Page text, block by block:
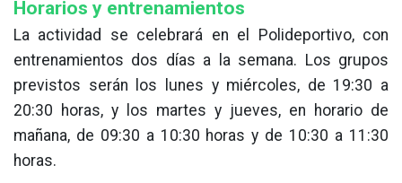
Horarios y entrenamientos
La actividad se celebrará en el Polideportivo, con
entrenamientos dos días a la semana. Los grupos
previstos serán los lunes y miércoles, de 19:30 a
20:30 horas, y los martes y jueves, en horario de
mañana, de 09:30 a 10:30 horas y de 10:30 a 11:30
horas.